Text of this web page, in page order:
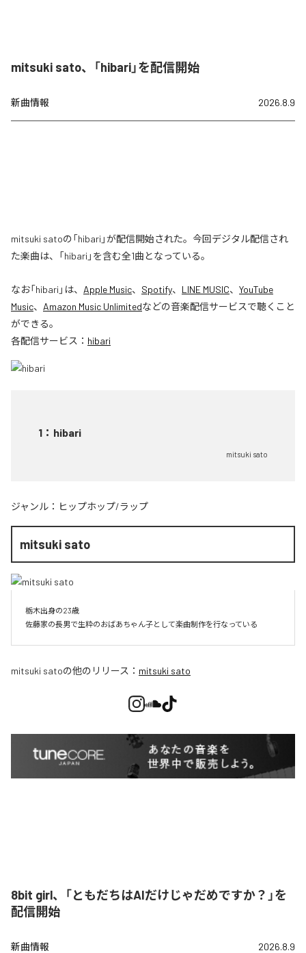
mitsuki sato、「hibari」を配信開始
新曲情報 2026.8.9
mitsuki satoの「hibari」が配信開始された。今回デジタル配信され
た楽曲は、「hibari」を含む全1曲となっている。
なお「hibari 」は、 Apple Music、 Spotify、 LINE MUSIC、 YouTube
Music、 Amazon Music Unlimitedなどの音楽配信サービスで聴くこと
ができる。
各配信サービス： hibari
1 ： hibari
mitsuki sato
ジャンル： ヒップホップ/ラップ
mitsuki sato
栃木出身の23歳
佐藤家の長男で生粋のおばあちゃん子として楽曲制作を行なっている
mitsuki satoの他のリリース： mitsuki sato
8bit girl、「ともだちはAIだけじゃだめですか？」を
配信開始
新曲情報 2026.8.9